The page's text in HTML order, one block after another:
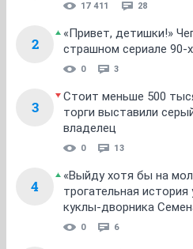
17 411 28
2
«Привет, детишки!»
страшном сериале 90-х
0 3
3
Стоит меньше 500
торги выставили
владелец
0 13
4
«Выйду хотя бы на
трогательная история
куклы-дворника
0 6